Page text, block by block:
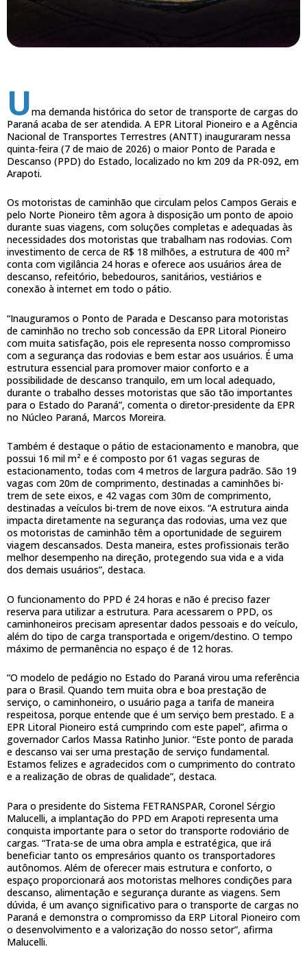
Uma demanda histórica do setor de transporte de cargas do
Paraná acaba de ser atendida. A EPR Litoral Pioneiro e a Agência
Nacional de Transportes Terrestres (ANTT) inauguraram nessa
quinta-feira (7 de maio de 2026) o maior Ponto de Parada e
Descanso (PPD) do Estado, localizado no km 209 da PR-092, em
Arapoti.
Os motoristas de caminhão que circulam pelos Campos Gerais e
pelo Norte Pioneiro têm agora à disposição um ponto de apoio
durante suas viagens, com soluções completas e adequadas às
necessidades dos motoristas que trabalham nas rodovias. Com
investimento de cerca de R$ 18 milhões, a estrutura de 400 m²
conta com vigilância 24 horas e oferece aos usuários área de
descanso, refeitório, bebedouros, sanitários, vestiários e
conexão à internet em todo o pátio.
“Inauguramos o Ponto de Parada e Descanso para motoristas
de caminhão no trecho sob concessão da EPR Litoral Pioneiro
com muita satisfação, pois ele representa nosso compromisso
com a segurança das rodovias e bem estar aos usuários. É uma
estrutura essencial para promover maior conforto e a
possibilidade de descanso tranquilo, em um local adequado,
durante o trabalho desses motoristas que são tão importantes
para o Estado do Paraná”, comenta o diretor-presidente da EPR
no Núcleo Paraná, Marcos Moreira.
Também é destaque o pátio de estacionamento e manobra, que
possui 16 mil m² e é composto por 61 vagas seguras de
estacionamento, todas com 4 metros de largura padrão. São 19
vagas com 20m de comprimento, destinadas a caminhões bi-
trem de sete eixos, e 42 vagas com 30m de comprimento,
destinadas a veículos bi-trem de nove eixos. “A estrutura ainda
impacta diretamente na segurança das rodovias, uma vez que
os motoristas de caminhão têm a oportunidade de seguirem
viagem descansados. Desta maneira, estes profissionais terão
melhor desempenho na direção, protegendo sua vida e a vida
dos demais usuários”, destaca.
O funcionamento do PPD é 24 horas e não é preciso fazer
reserva para utilizar a estrutura. Para acessarem o PPD, os
caminhoneiros precisam apresentar dados pessoais e do veículo,
além do tipo de carga transportada e origem/destino. O tempo
máximo de permanência no espaço é de 12 horas.
“O modelo de pedágio no Estado do Paraná virou uma referência
para o Brasil. Quando tem muita obra e boa prestação de
serviço, o caminhoneiro, o usuário paga a tarifa de maneira
respeitosa, porque entende que é um serviço bem prestado. E a
EPR Litoral Pioneiro está cumprindo com este papel”, afirma o
governador Carlos Massa Ratinho Junior. “Este ponto de parada
e descanso vai ser uma prestação de serviço fundamental.
Estamos felizes e agradecidos com o cumprimento do contrato
e a realização de obras de qualidade”, destaca.
Para o presidente do Sistema FETRANSPAR, Coronel Sérgio
Malucelli, a implantação do PPD em Arapoti representa uma
conquista importante para o setor do transporte rodoviário de
cargas. “Trata-se de uma obra ampla e estratégica, que irá
beneficiar tanto os empresários quanto os transportadores
autônomos. Além de oferecer mais estrutura e conforto, o
espaço proporcionará aos motoristas melhores condições para
descanso, alimentação e segurança durante as viagens. Sem
dúvida, é um avanço significativo para o transporte de cargas no
Paraná e demonstra o compromisso da ERP Litoral Pioneiro com
o desenvolvimento e a valorização do nosso setor”, afirma
Malucelli.